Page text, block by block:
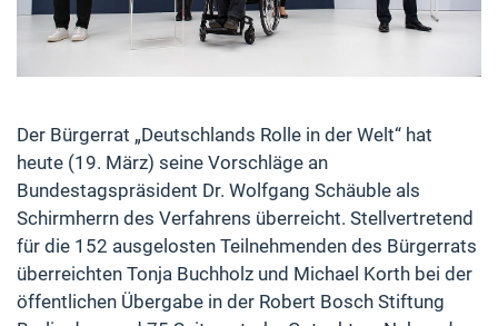
Der Bürgerrat „Deutschlands Rolle in der Welt“ hat
heute (19. März) seine Vorschläge an
Bundestagspräsident Dr. Wolfgang Schäuble als
Schirmherrn des Verfahrens überreicht. Stellvertretend
für die 152 ausgelosten Teilnehmenden des Bürgerrats
überreichten Tonja Buchholz und Michael Korth bei der
öffentlichen Übergabe in der Robert Bosch Stiftung